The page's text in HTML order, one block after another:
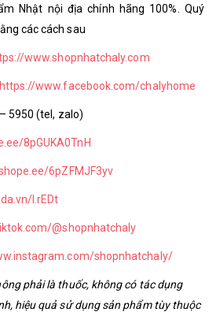
Nhật nội địa chính hãng 100%. Quý
các cách sau
www.shopnhatchaly.com
https://www.facebook.com/chalyhome
5950 (tel, zalo)
8pGUKA0TnH
6pZFMJF3yv
l.rEDt
@shopnhatchaly
shopnhatchaly/
phải là thuốc, không có tác dụng
hiệu quả sử dụng sản phẩm tùy thuộc